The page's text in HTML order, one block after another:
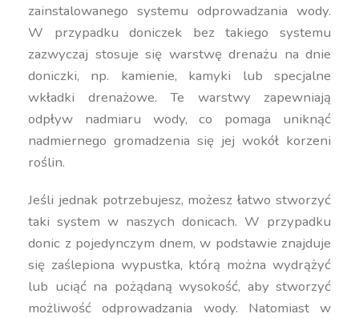
zainstalowanego systemu odprowadzania wody.
W przypadku doniczek bez takiego systemu
zazwyczaj stosuje się warstwę drenażu na dnie
doniczki, np. kamienie, kamyki lub specjalne
wkładki drenażowe. Te warstwy zapewniają
odpływ nadmiaru wody, co pomaga uniknąć
nadmiernego gromadzenia się jej wokół korzeni
roślin.
Jeśli jednak potrzebujesz, możesz łatwo stworzyć
taki system w naszych donicach. W przypadku
donic z pojedynczym dnem, w podstawie znajduje
się zaślepiona wypustka, którą można wydrążyć
lub uciąć na pożądaną wysokość, aby stworzyć
możliwość odprowadzania wody. Natomiast w